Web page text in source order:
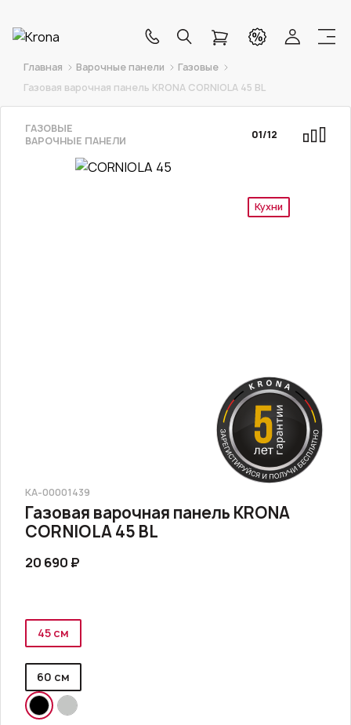
Главная Варочные панели
Газовые
Газовая варочная панель KRONA CORNIOLA 45 BL
Кухни
ГАЗОВЫЕ
ВАРОЧНЫЕ ПАНЕЛИ
01/12
КА-00001439
Газовая варочная панель KRONA
CORNIOLA 45 BL
20 690 ₽
45 см
60 см